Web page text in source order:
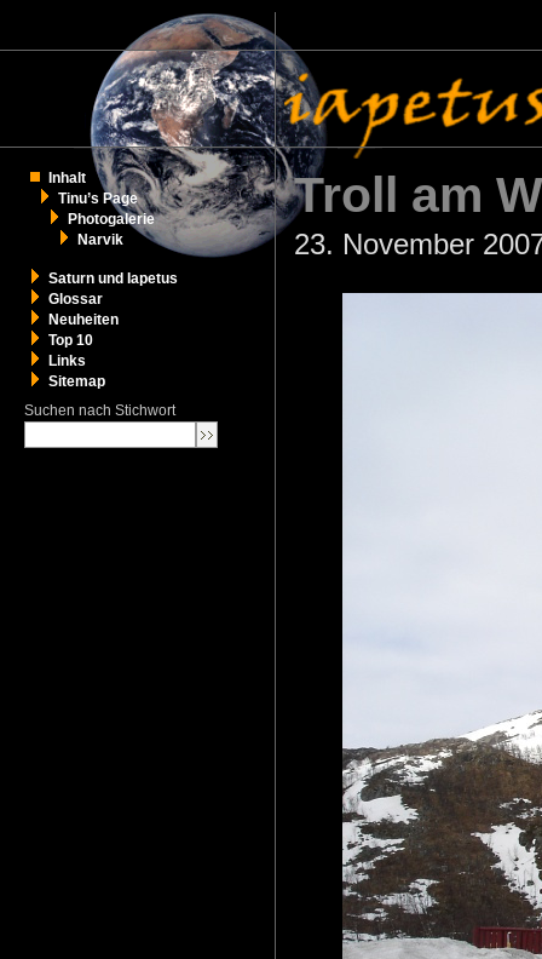
Inhalt
Tinu’s Page
Photogalerie
Narvik
Saturn und Iapetus
Glossar
Neuheiten
Top 10
Links
Sitemap
Suchen nach Stichwort
Troll am
23. November